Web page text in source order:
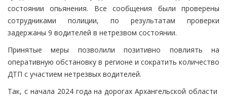
состоянии опьянения. Все сообщения были проверены
сотрудниками полиции, по результатам проверки
задержаны 9 водителей в нетрезвом состоянии.
Принятые меры позволили позитивно повлиять на
оперативную обстановку в регионе и сократить количество
ДТП с участием нетрезвых водителей.
Так, с начала 2024 года на дорогах Архангельской области